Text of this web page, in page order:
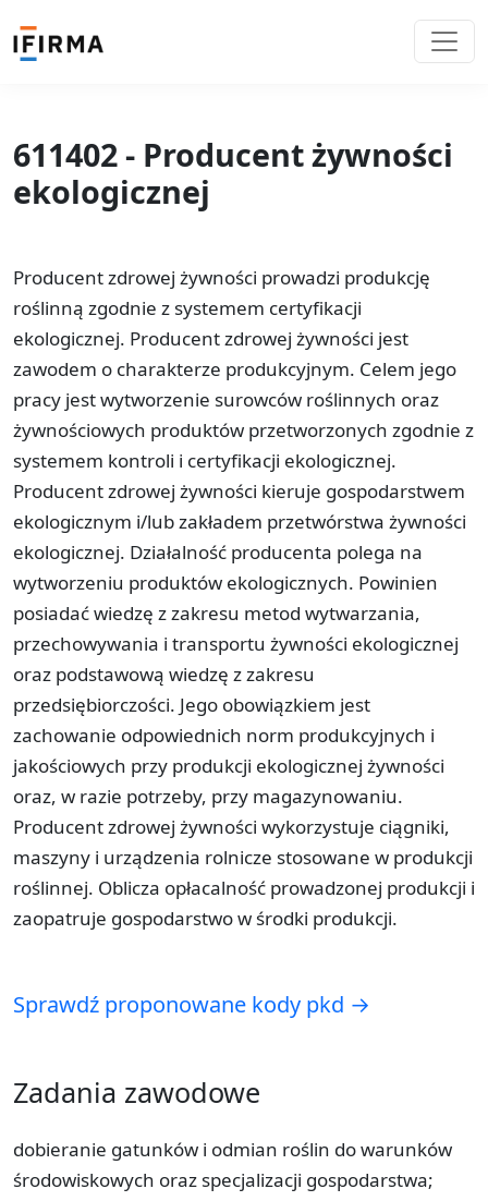
611402 - Producent żywności
ekologicznej
Producent zdrowej żywności prowadzi produkcję
roślinną zgodnie z systemem certyfikacji
ekologicznej. Producent zdrowej żywności jest
zawodem o charakterze produkcyjnym. Celem jego
pracy jest wytworzenie surowców roślinnych oraz
żywnościowych produktów przetworzonych zgodnie z
systemem kontroli i certyfikacji ekologicznej.
Producent zdrowej żywności kieruje gospodarstwem
ekologicznym i/lub zakładem przetwórstwa żywności
ekologicznej. Działalność producenta polega na
wytworzeniu produktów ekologicznych. Powinien
posiadać wiedzę z zakresu metod wytwarzania,
przechowywania i transportu żywności ekologicznej
oraz podstawową wiedzę z zakresu
przedsiębiorczości. Jego obowiązkiem jest
zachowanie odpowiednich norm produkcyjnych i
jakościowych przy produkcji ekologicznej żywności
oraz, w razie potrzeby, przy magazynowaniu.
Producent zdrowej żywności wykorzystuje ciągniki,
maszyny i urządzenia rolnicze stosowane w produkcji
roślinnej. Oblicza opłacalność prowadzonej produkcji i
zaopatruje gospodarstwo w środki produkcji.
Sprawdź proponowane kody pkd →
Zadania zawodowe
dobieranie gatunków i odmian roślin do warunków
środowiskowych oraz specjalizacji gospodarstwa;